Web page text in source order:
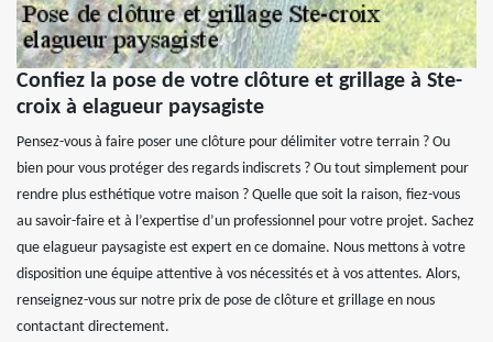
Confiez la pose de votre clôture et grillage à Ste-
croix à elagueur paysagiste
Pensez-vous à faire poser une clôture pour délimiter votre terrain ? Ou
bien pour vous protéger des regards indiscrets ? Ou tout simplement pour
rendre plus esthétique votre maison ? Quelle que soit la raison, fiez-vous
au savoir-faire et à l’expertise d’un professionnel pour votre projet. Sachez
que elagueur paysagiste est expert en ce domaine. Nous mettons à votre
disposition une équipe attentive à vos nécessités et à vos attentes. Alors,
renseignez-vous sur notre prix de pose de clôture et grillage en nous
contactant directement.